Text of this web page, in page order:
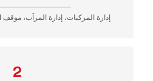
إدارة المركبات، إدارة المرآب،
2